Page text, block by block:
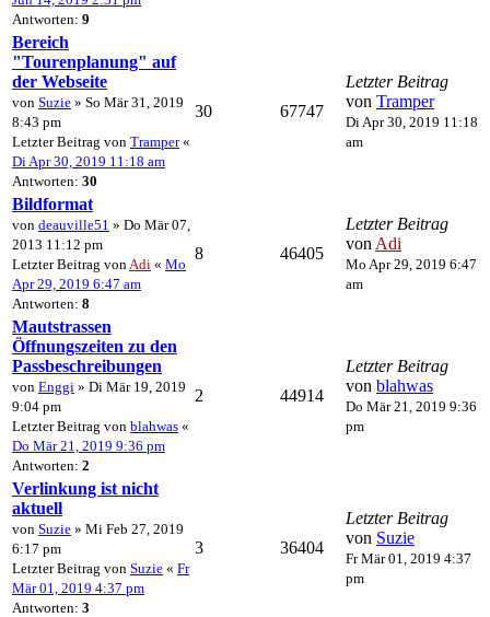
Antworten: 9
Bereich
"Tourenplanung" auf
der Webseite
von Suzie » So Mär 31, 2019
8:43 pm
Letzter Beitrag von Tramper«
Di Apr 30, 2019 11:18 am
Antworten: 30
30 67747
Letzter Beitrag
von Tramper
Di Apr 30, 2019 11:18
am
Bildformat
von deauville51 » Do Mär 07,
2013 11:12 pm
Letzter Beitrag von Adi « Mo
Apr 29, 2019 6:47 am
Antworten: 8
8 46405
Letzter Beitrag
von Adi
Mo Apr 29, 2019 6:47
am
Mautstrassen
Öffnungszeiten zu den
Passbeschreibungen
von Enggi » Di Mär 19, 2019
9:04 pm
Letzter Beitrag von blahwas «
Do Mär 21, 2019 9:36 pm
Antworten: 2
2 44914
Letzter Beitrag
von blahwas
Do Mär 21, 2019 9:36
pm
Verlinkung ist nicht
aktuell
von Suzie » Mi Feb 27, 2019
6:17 pm
Letzter Beitrag von Suzie « Fr
Mär 01, 2019 4:37 pm
Antworten: 3
3 36404
Letzter Beitrag
von Suzie
Fr Mär 01, 2019 4:37
pm